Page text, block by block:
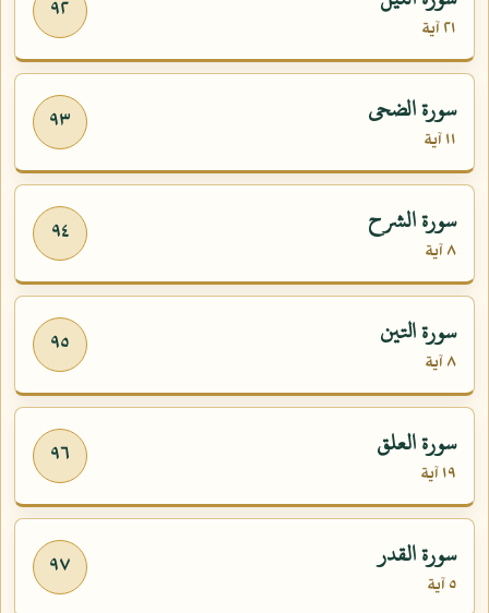
٩٢
٢١ آية
٩٣ سورة الضحى
١١ آية
٩٤ سورة الشرح
٨ آية
٩٥ سورة التين
٨ آية
٩٦ سورة العلق
١٩ آية
٩٧ سورة القدر
٥ آية